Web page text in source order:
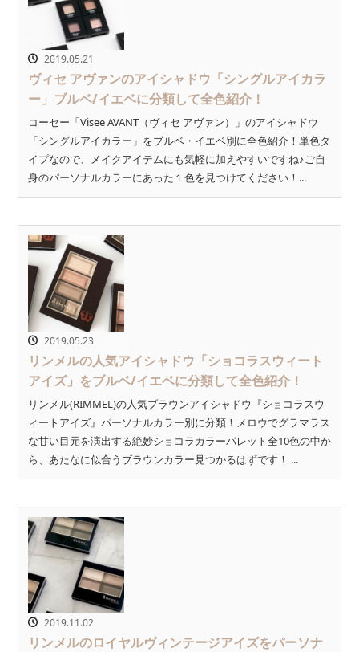
2019.05.21
ヴィセ アヴァンのアイシャドウ「シングルアイカラ
ー」ブルベ/イエベに分類して全色紹介！
コーセー「Visee AVANT（ヴィセ アヴァン）」のアイシャドウ
「シングルアイカラー」をブルベ・イエベ別に全色紹介！単色タ
イプなので、メイクアイテムにも気軽に加えやすいですね♪ご自
身のパーソナルカラーにあった１色を見つけてください！...
2019.05.23
リンメルの人気アイシャドウ「ショコラスウィート
アイズ」をブルベ/イエベに分類して全色紹介！
リンメル(RIMMEL)の人気ブラウンアイシャドウ『ショコラスウ
ィートアイズ』パーソナルカラー別に分類！メロウでグラマラス
な甘い目元を演出する絶妙ショコラカラーパレット全10色の中か
ら、あたなに似合うブラウンカラー見つかるはずです！ ...
2019.11.02
リンメルのロイヤルヴィンテージアイズをパーソナ